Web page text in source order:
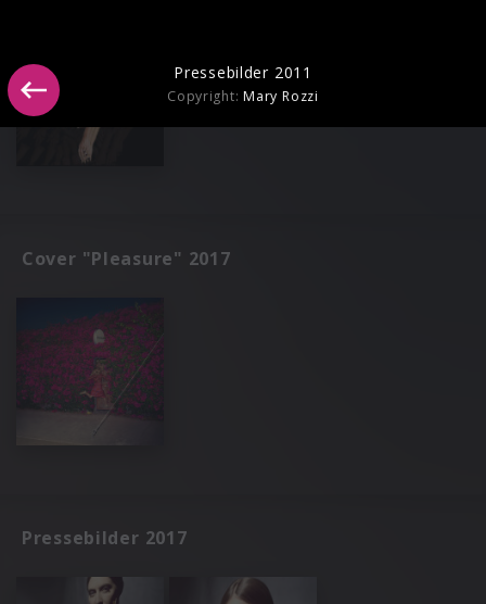
Cover "Pleasure" 2017
Pressebilder 2017
Pressebilder 2011
Copyright:Mary Rozzi